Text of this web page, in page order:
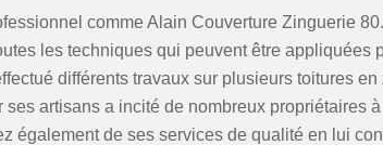
comme Alain Couverture Zinguerie
les techniques qui peuvent être appliquées
différents travaux sur plusieurs toitures en
artisans a incité de nombreux propriétaires
également de ses services de qualité en lui